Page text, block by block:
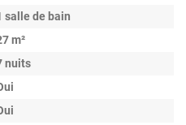
salle de bain
m²
nuits